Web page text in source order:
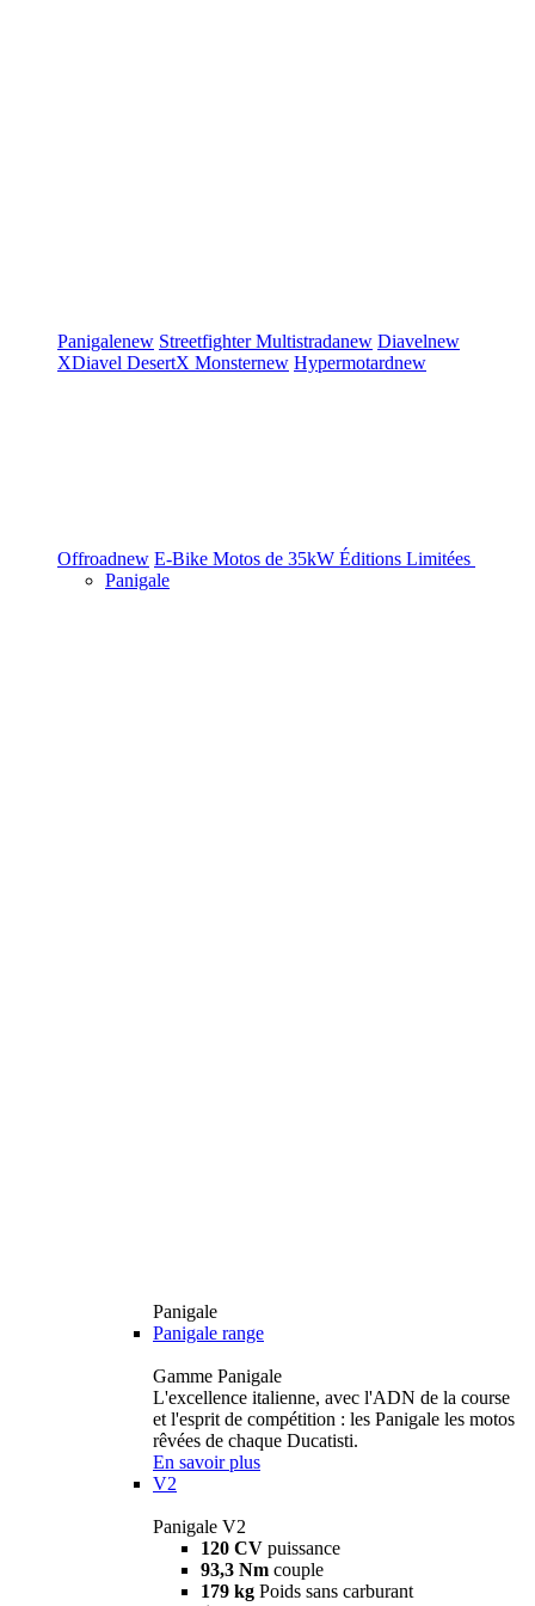
Panigalenew StreetfighterMultistradanew Diavelnew
XDiavel DesertX Monsternew Hypermotardnew
Offroadnew E-Bike Motos de 35kW Éditions Limitées
Panigale
Panigale
Panigale range
Gamme Panigale
L'excellence italienne, avec l'ADN de la course
et l'esprit de compétition : les Panigale les motos
rêvées de chaque Ducatisti.
En savoir plus
V2
Panigale V2
120 CV puissance
93,3 Nm couple
179 kg Poids sans carburant